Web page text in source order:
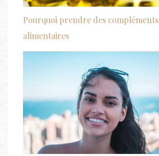
Pourquoi prendre des compléments
alimentaires